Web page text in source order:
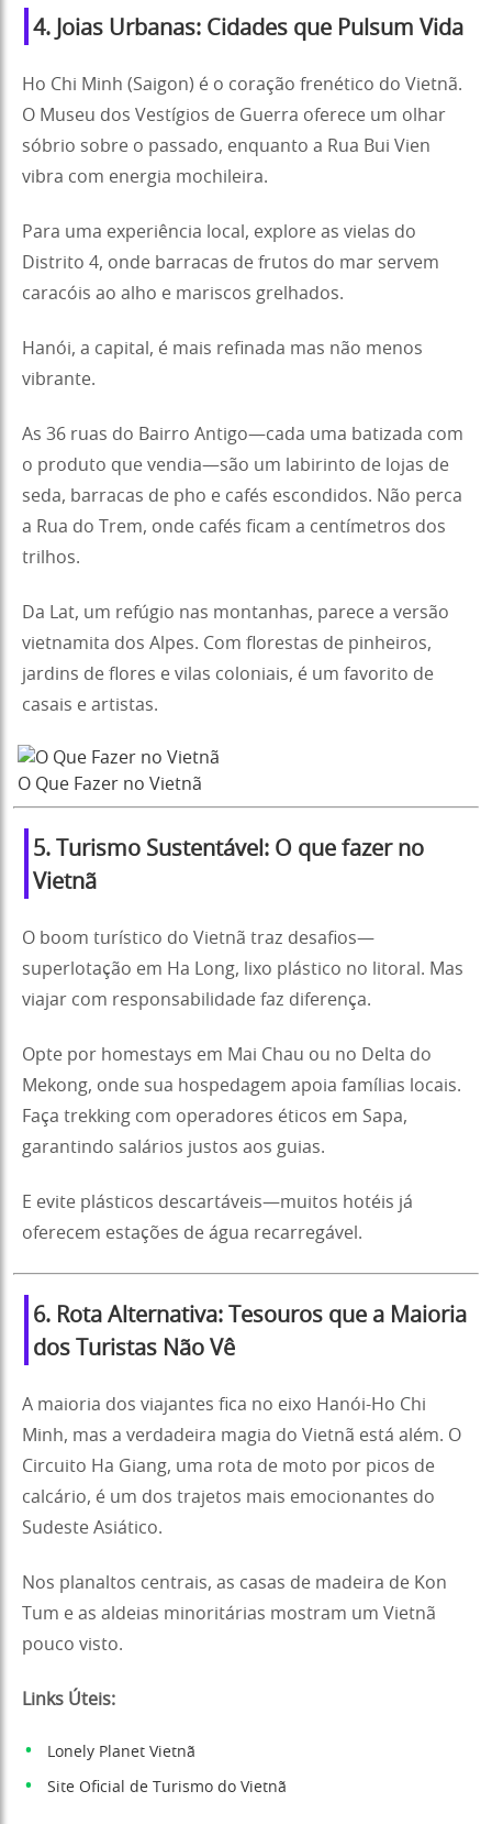
4. Joias Urbanas: Cidades que Pulsum Vida
Ho Chi Minh (Saigon) é o coração frenético do Vietnã.
O Museu dos Vestígios de Guerra oferece um olhar
sóbrio sobre o passado, enquanto a Rua Bui Vien
vibra com energia mochileira.
Para uma experiência local, explore as vielas do
Distrito 4, onde barracas de frutos do mar servem
caracóis ao alho e mariscos grelhados.
Hanói, a capital, é mais refinada mas não menos
vibrante.
As 36 ruas do Bairro Antigo—cada uma batizada com
o produto que vendia—são um labirinto de lojas de
seda, barracas de pho e cafés escondidos. Não perca
a Rua do Trem, onde cafés ficam a centímetros dos
trilhos.
Da Lat, um refúgio nas montanhas, parece a versão
vietnamita dos Alpes. Com florestas de pinheiros,
jardins de flores e vilas coloniais, é um favorito de
casais e artistas.
O Que Fazer no Vietnã
5. Turismo Sustentável: O que fazer no
Vietnã
O boom turístico do Vietnã traz desafios—
superlotação em Ha Long, lixo plástico no litoral. Mas
viajar com responsabilidade faz diferença.
Opte por homestays em Mai Chau ou no Delta do
Mekong, onde sua hospedagem apoia famílias locais.
Faça trekking com operadores éticos em Sapa,
garantindo salários justos aos guias.
E evite plásticos descartáveis—muitos hotéis já
oferecem estações de água recarregável.
6. Rota Alternativa: Tesouros que a Maioria
dos Turistas Não Vê
A maioria dos viajantes fica no eixo Hanói-Ho Chi
Minh, mas a verdadeira magia do Vietnã está além. O
Circuito Ha Giang, uma rota de moto por picos de
calcário, é um dos trajetos mais emocionantes do
Sudeste Asiático.
Nos planaltos centrais, as casas de madeira de Kon
Tum e as aldeias minoritárias mostram um Vietnã
pouco visto.
Links Úteis:
Lonely Planet Vietnã
Site Oficial de Turismo do Vietnã